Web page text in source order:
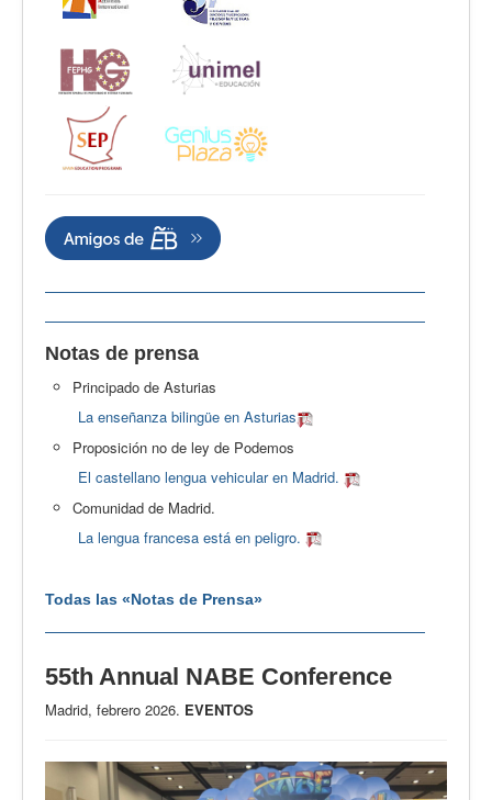
Notas de prensa
Principado de Asturias
La enseñanza bilingüe en Asturias
Proposición no de ley de Podemos
El castellano lengua vehicular en Madrid.
Comunidad de Madrid.
La lengua francesa está en peligro.
Todas las «Notas de Prensa»
55th Annual NABE Conference
Madrid, febrero 2026. EVENTOS